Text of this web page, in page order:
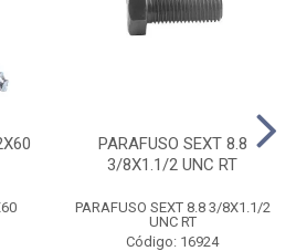
PARAFUSO SEXT 8.8
3/8X1.1/2 UNC RT
PARAFUSO SEXT 8.8 3/8X1.1/2
UNC RT
Código: 16924